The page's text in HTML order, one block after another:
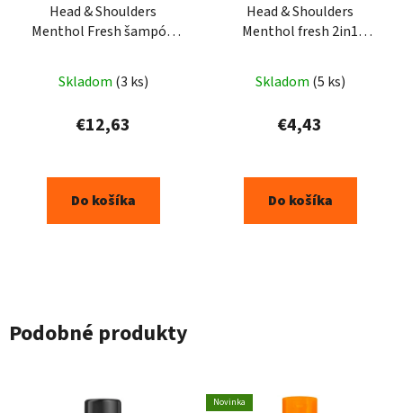
Head & Shoulders
Menthol Fresh šampón
Skladom (3 ks)
€12,63
Do košíka
Head & Shoulders
Menthol fresh 2in1
Skladom (5 ks)
€4,43
Do košíka
Podobné produkty
Novinka